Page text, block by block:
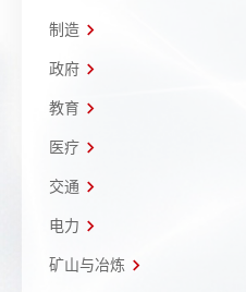
制造
政府
教育
医疗
交通
电力
矿山与冶炼